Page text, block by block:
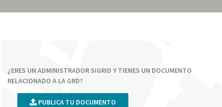
¿ERES UN ADMINISTRADOR SIGRID Y TIENES UN DOCUMENTO
RELACIONADO A LA GRD?
PUBLICA TU DOCUMENTO